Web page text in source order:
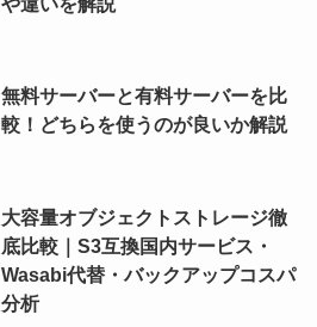
無料サーバーと有料サーバーを比
較！どちらを使うのが良いか解説
大容量オブジェクトストレージ徹
底比較｜S3互換国内サービス・
Wasabi代替・バックアップコスパ
分析